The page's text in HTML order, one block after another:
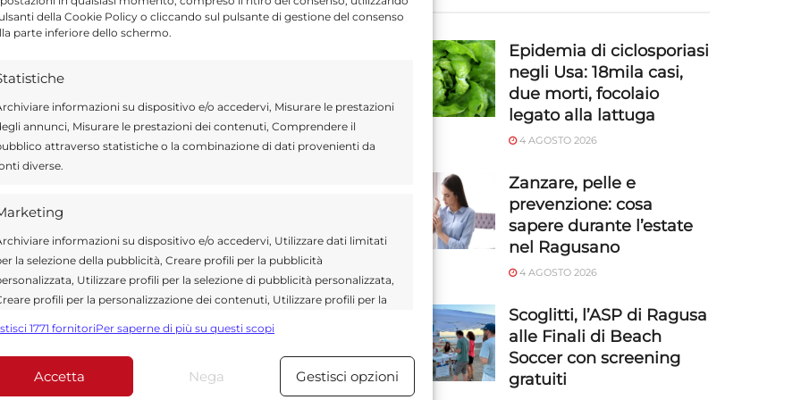
della Cookie Policy o cliccando sul pulsante di gestione del consenso
parte inferiore dello schermo.
informazioni su dispositivo e/o accedervi, Misurare le prestazioni
annunci, Misurare le prestazioni dei contenuti, Comprendere il
attraverso statistiche o la combinazione di dati provenienti da
diverse.
informazioni su dispositivo e/o accedervi, Utilizzare dati limitati
la selezione della pubblicità, Creare profili per la pubblicità
Utilizzare profili per la selezione di pubblicità personalizzata,
profili per la personalizzazione dei contenuti, Utilizzare profili per la
Utilizzare dati limitati per la selezione dei contenuti.
Funzionalità Sempre attivo
1771 fornitoriPer saperne di più su questi scopi
Accetta Nega Gestisci opzioni
è composta da giornalisti, collaboratori e
che ogni giorno lavorano per offrire notizie,
dedicati alla Sicilia, all’attualità, alla politica,
sport. Un team dinamico e indipendente che
e affidabilità.
sono contrassegnati *
Epidemia di ciclosporiasi
negli Usa: 18mila casi,
due morti, focolaio
legato alla lattuga
4 AGOSTO 2026
Zanzare, pelle e
prevenzione: cosa
sapere durante l’estate
nel Ragusano
4 AGOSTO 2026
Scoglitti, l’ASP di Ragusa
alle Finali di Beach
Soccer con screening
gratuiti